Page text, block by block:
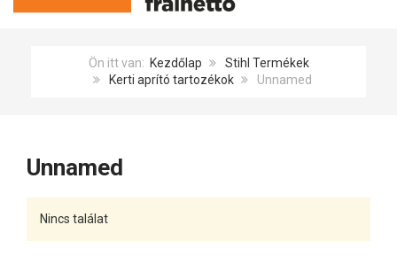
Ön itt van: Kezdőlap
Stihl Termékek
Kerti aprító tartozékok
Unnamed
Unnamed
Nincs találat